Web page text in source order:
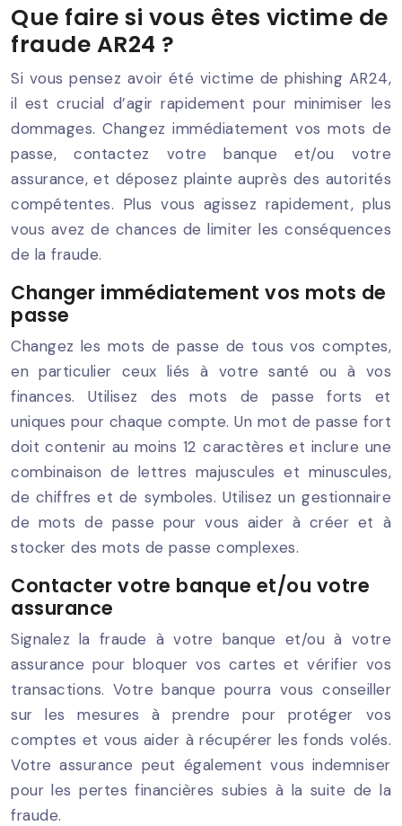
Que faire si vous êtes victime de
fraude AR24 ?
Si vous pensez avoir été victime de phishing AR24,
il est crucial d’agir rapidement pour minimiser les
dommages. Changez immédiatement vos mots de
passe, contactez votre banque et/ou votre
assurance, et déposez plainte auprès des autorités
compétentes. Plus vous agissez rapidement, plus
vous avez de chances de limiter les conséquences
de la fraude.
Changer immédiatement vos mots de
passe
Changez les mots de passe de tous vos comptes,
en particulier ceux liés à votre santé ou à vos
finances. Utilisez des mots de passe forts et
uniques pour chaque compte. Un mot de passe fort
doit contenir au moins 12 caractères et inclure une
combinaison de lettres majuscules et minuscules,
de chiffres et de symboles. Utilisez un gestionnaire
de mots de passe pour vous aider à créer et à
stocker des mots de passe complexes.
Contacter votre banque et/ou votre
assurance
Signalez la fraude à votre banque et/ou à votre
assurance pour bloquer vos cartes et vérifier vos
transactions. Votre banque pourra vous conseiller
sur les mesures à prendre pour protéger vos
comptes et vous aider à récupérer les fonds volés.
Votre assurance peut également vous indemniser
pour les pertes financières subies à la suite de la
fraude.